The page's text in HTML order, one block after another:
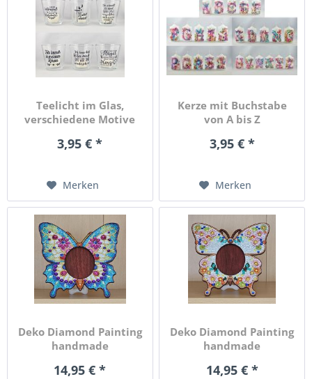
Teelicht im Glas,
verschiedene Motive
3,95 € *
Merken
Kerze mit Buchstabe
von A bis Z
3,95 € *
Merken
Deko Diamond Painting
handmade
14,95 € *
Deko Diamond Painting
handmade
14,95 € *